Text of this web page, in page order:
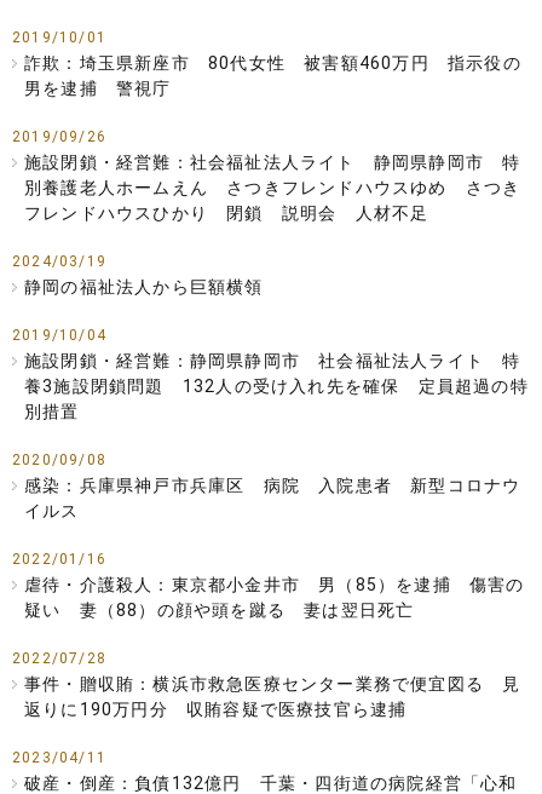
2019/10/01
詐欺：埼玉県新座市 80代女性 被害額460万円 指示役の
男を逮捕 警視庁
2019/09/26
施設閉鎖・経営難：社会福祉法人ライト 静岡県静岡市 特
別養護老人ホームえん さつきフレンドハウスゆめ さつき
フレンドハウスひかり 閉鎖 説明会 人材不足
2024/03/19
静岡の福祉法人から巨額横領
2019/10/04
施設閉鎖・経営難：静岡県静岡市 社会福祉法人ライト 特
養3施設閉鎖問題 132人の受け入れ先を確保 定員超過の特
別措置
2020/09/08
感染：兵庫県神戸市兵庫区 病院 入院患者 新型コロナウ
イルス
2022/01/16
虐待・介護殺人：東京都小金井市 男（85）を逮捕 傷害の
疑い 妻（88）の顔や頭を蹴る 妻は翌日死亡
2022/07/28
事件・贈収賄：横浜市救急医療センター業務で便宜図る 見
返りに190万円分 収賄容疑で医療技官ら逮捕
2023/04/11
破産・倒産：負債132億円 千葉・四街道の病院経営「心和